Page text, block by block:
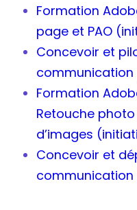
Formation
page et PAO
Concevoir et
Formation
Retouche
d’images
Concevoir et
communication